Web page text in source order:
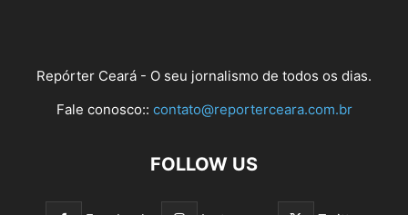
Repórter Ceará - O seu jornalismo de todos os dias.
Fale conosco:: contato@reporterceara.com.br
FOLLOW US